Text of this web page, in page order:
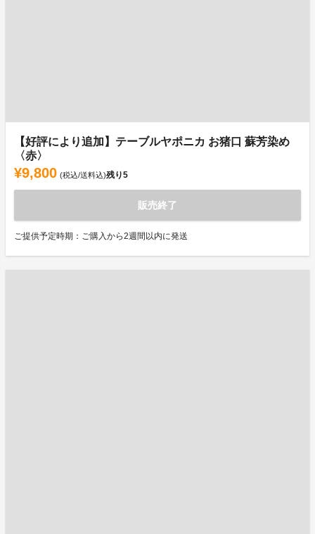
【好評により追加】テーブルヤポニカ お猪口 蘇芳染め
〈赤〉
¥9,800 (税込/送料込)残り5
販売終了
ご提供予定時期：ご購入から2週間以内に発送